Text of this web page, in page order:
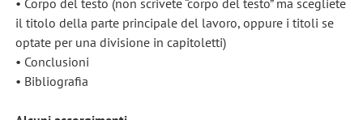
il titolo della parte principale del lavoro, oppure i titoli se
optate per una divisione in capitoletti)
• Conclusioni
• Bibliografia